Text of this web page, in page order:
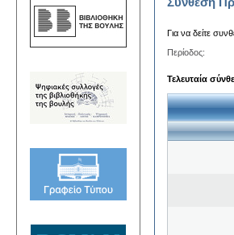
Για να δείτε
Περίοδος:
Τελευταία